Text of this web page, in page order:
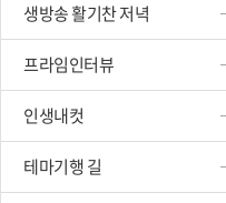
생방송 활기찬 저녁
프라임인터뷰
인생내컷
테마기행 길